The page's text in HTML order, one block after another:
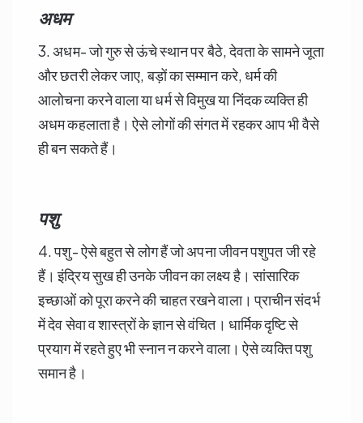
अधम
3. अधम- जो गुरु से ऊंचे स्थान पर बैठे, देवता के सामने जूता
और छतरी लेकर जाए, बड़ों का सम्मान करे, धर्म की
आलोचना करने वाला या धर्म से विमुख या निंदक व्यक्ति ही
अधम कहलाता है। ऐसे लोगों की संगत में रहकर आप भी वैसे
ही बन सकते हैं।
पशु
4. पशु- ऐसे बहुत से लोग हैं जो अपना जीवन पशुपत जी रहे
हैं। इंद्रिय सुख ही उनके जीवन का लक्ष्य है। सांसारिक
इच्छाओं को पूरा करने की चाहत रखने वाला। प्राचीन संदर्भ
में देव सेवा व शास्त्रों के ज्ञान से वंचित। धार्मिक दृष्टि से
प्रयाग में रहते हुए भी स्नान न करने वाला। ऐसे व्यक्ति पशु
समान है।